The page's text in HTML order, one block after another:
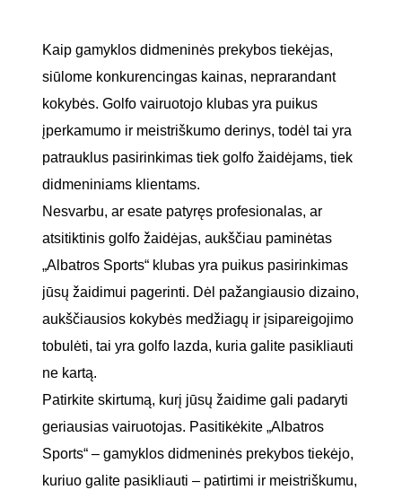
Kaip gamyklos didmeninės prekybos tiekėjas,
siūlome konkurencingas kainas, neprarandant
kokybės. Golfo vairuotojo klubas yra puikus
įperkamumo ir meistriškumo derinys, todėl tai yra
patrauklus pasirinkimas tiek golfo žaidėjams, tiek
didmeniniams klientams.
Nesvarbu, ar esate patyręs profesionalas, ar
atsitiktinis golfo žaidėjas, aukščiau paminėtas
„Albatros Sports“ klubas yra puikus pasirinkimas
jūsų žaidimui pagerinti. Dėl pažangiausio dizaino,
aukščiausios kokybės medžiagų ir įsipareigojimo
tobulėti, tai yra golfo lazda, kuria galite pasikliauti
ne kartą.
Patirkite skirtumą, kurį jūsų žaidime gali padaryti
geriausias vairuotojas. Pasitikėkite „Albatros
Sports“ – gamyklos didmeninės prekybos tiekėjo,
kuriuo galite pasikliauti – patirtimi ir meistriškumu,